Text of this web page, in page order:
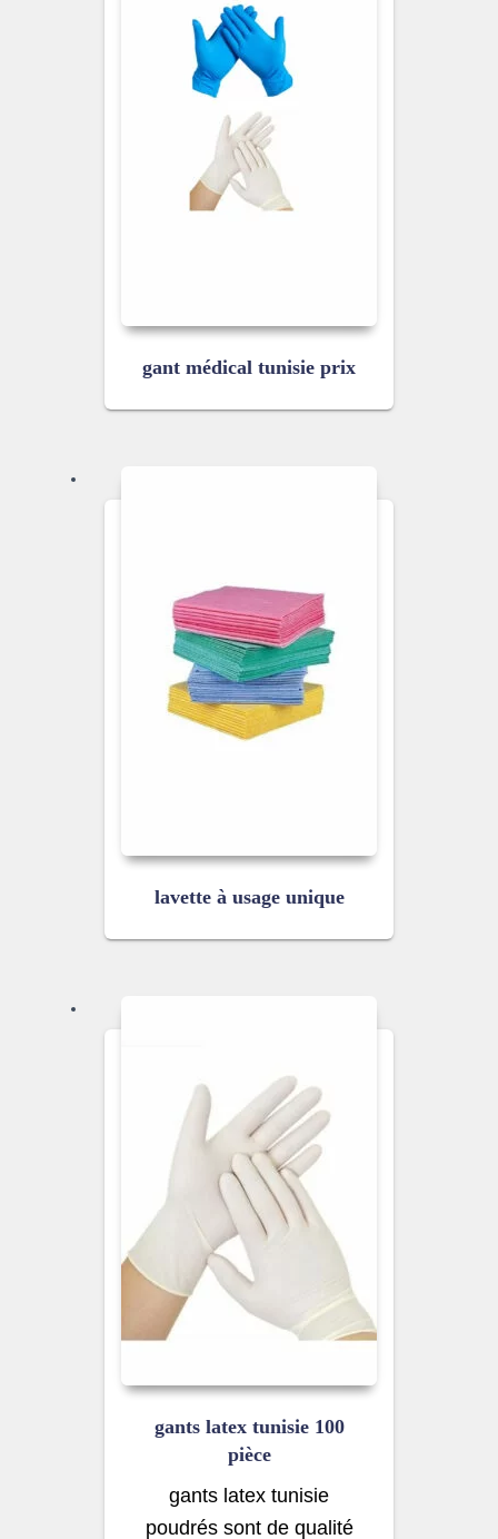
gant médical tunisie prix
lavette à usage unique
gants latex tunisie 100
pièce
gants latex tunisie
poudrés sont de qualité